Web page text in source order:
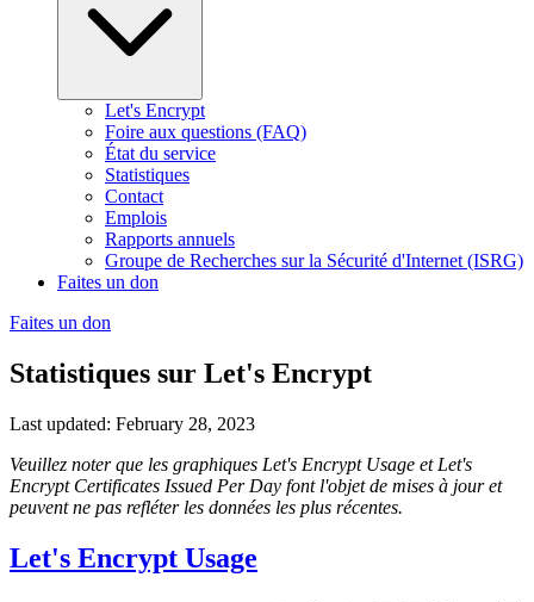
Let's Encrypt
Foire aux questions (FAQ)
État du service
Statistiques
Contact
Emplois
Rapports annuels
Groupe de Recherches sur la Sécurité d'Internet (ISRG)
Faites un don
Faites un don
Statistiques sur Let's Encrypt
Last updated: February 28, 2023
Veuillez noter que les graphiques Let's Encrypt Usage et Let's
Encrypt Certificates Issued Per Day font l'objet de mises à jour et
peuvent ne pas refléter les données les plus récentes.
Let's Encrypt Usage